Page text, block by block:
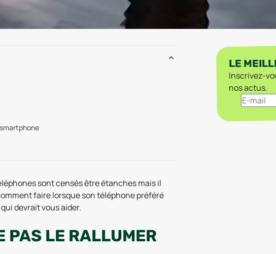
sont censés être étanches mais il
faire lorsque son téléphone préféré
devrait vous aider.
PAS LE RALLUMER
LE
Inscrivez-
nos actus.